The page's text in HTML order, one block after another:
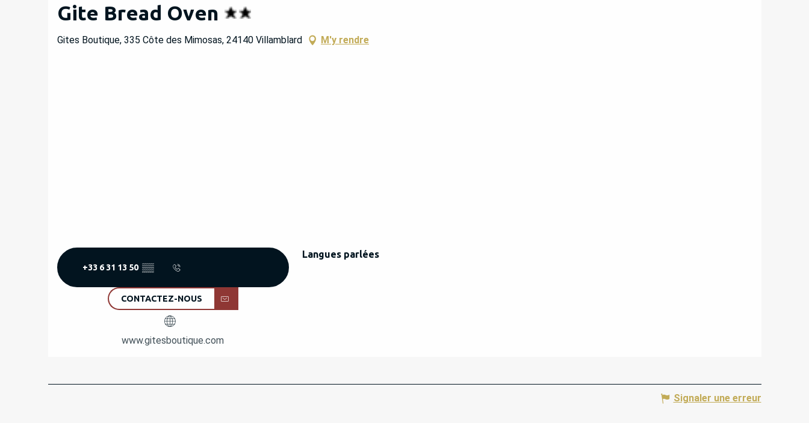
Gite Bread Oven
Gites Boutique, 335 Côte des Mimosas, 24140 Villamblard M'y rendre
+33 6 31 13 50 ▒▒
CONTACTEZ-NOUS
www.gitesboutique.com
Langues parlées
Langues parlées
Signaler une erreur